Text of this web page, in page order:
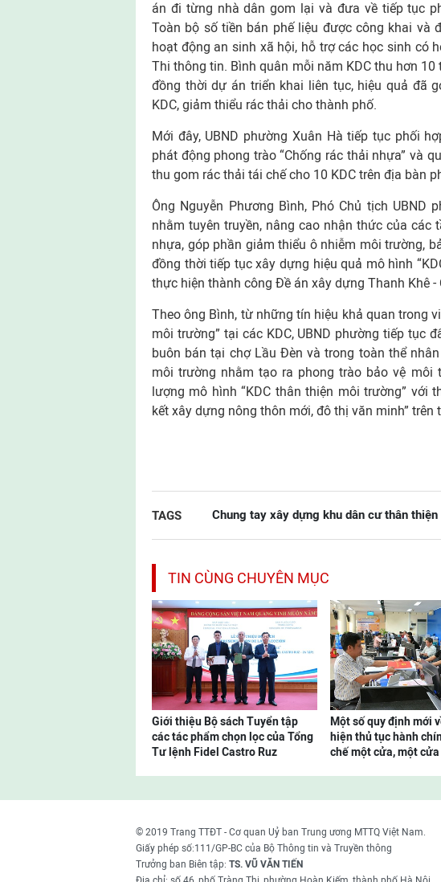
án đi từng nhà dân gom lại và đưa về tiếp tục
Toàn bộ số tiền bán phế liệu được công khai và
hoạt động an sinh xã hội, hỗ trợ các học sinh có
Thi thông tin. Bình quân mỗi năm KDC thu hơn
đồng thời dự án triển khai liên tục, hiệu quả đã
KDC, giảm thiểu rác thải cho thành phố.
Mới đây, UBND phường Xuân Hà tiếp tục phối
phát động phong trào “Chống rác thải nhựa” và
thu gom rác thải tái chế cho 10 KDC trên địa bàn
Ông Nguyễn Phương Bình, Phó Chủ tịch UBND
nhằm tuyên truyền, nâng cao nhận thức của
nhựa, góp phần giảm thiểu ô nhiễm môi trường,
đồng thời tiếp tục xây dựng hiệu quả mô hình
thực hiện thành công Đề án xây dựng Thanh Khê
Theo ông Bình, từ những tín hiệu khả quan trong
môi trường” tại các KDC, UBND phường tiếp tục
buôn bán tại chợ Lầu Đèn và trong toàn thể
môi trường nhằm tạo ra phong trào bảo vệ môi
lượng mô hình “KDC thân thiện môi trường” với
kết xây dựng nông thôn mới, đô thị văn minh” trên
TAGS Chung tay xây dựng khu dân cư thân
TIN CÙNG CHUYÊN MỤC
Giới thiệu Bộ sách Tuyển tập
các tác phẩm chọn lọc của Tổng
Tư lệnh Fidel Castro Ruz
Một số quy định mới
hiện thủ tục hành
chế một cửa, một
© 2019 Trang TTĐT - Cơ quan Uỷ ban Trung ương MTTQ Việt Nam.
Giấy phép số:111/GP-BC của Bộ Thông tin và Truyền thông
Trưởng ban Biên tập: TS. VŨ VĂN TIẾN